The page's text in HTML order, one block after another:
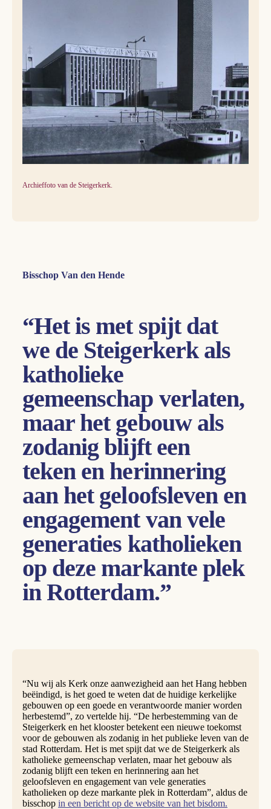
Archieffoto van de Steigerkerk.
Bisschop Van den Hende
“Het is met spijt dat
we de Steigerkerk als
katholieke
gemeenschap verlaten,
maar het gebouw als
zodanig blijft een
teken en herinnering
aan het geloofsleven en
engagement van vele
generaties katholieken
op deze markante plek
in Rotterdam.”
“Nu wij als Kerk onze aanwezigheid aan het Hang hebben
beëindigd, is het goed te weten dat de huidige kerkelijke
gebouwen op een goede en verantwoorde manier worden
herbestemd”, zo vertelde hij. “De herbestemming van de
Steigerkerk en het klooster betekent een nieuwe toekomst
voor de gebouwen als zodanig in het publieke leven van de
stad Rotterdam. Het is met spijt dat we de Steigerkerk als
katholieke gemeenschap verlaten, maar het gebouw als
zodanig blijft een teken en herinnering aan het
geloofsleven en engagement van vele generaties
katholieken op deze markante plek in Rotterdam”, aldus de
bisschop in een bericht op de website van het bisdom.